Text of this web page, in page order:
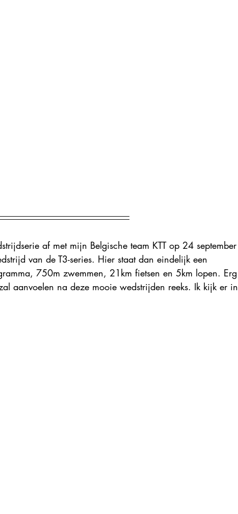
af met mijn Belgische team KTT op 24 september
van de T3-series. Hier staat dan eindelijk een
750m zwemmen, 21km fietsen en 5km lopen. Erg
aanvoelen na deze mooie wedstrijden reeks. Ik kijk er in